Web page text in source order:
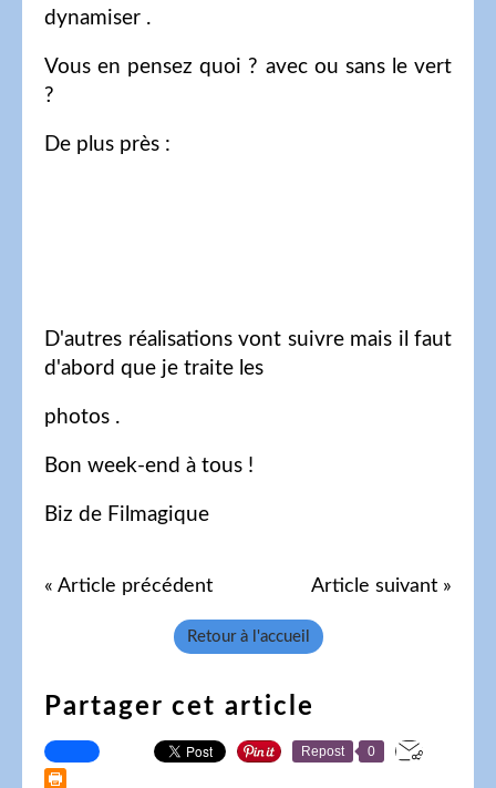
dynamiser .
Vous en pensez quoi ? avec ou sans le vert
?
De plus près :
D'autres réalisations vont suivre mais il faut
d'abord que je traite les
photos .
Bon week-end à tous !
Biz de Filmagique
« Article précédent Article suivant »
Retour à l'accueil
Partager cet article
Repost 0